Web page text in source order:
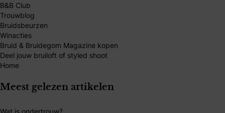
B&B Club
Trouwblog
Bruidsbeurzen
Winacties
Bruid & Bruidegom Magazine kopen
Deel jouw bruiloft of styled shoot
Home
Meest gelezen artikelen